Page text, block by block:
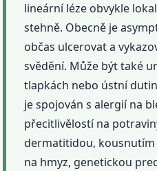
lineární léze obvykle
stehně. Obecně je
občas ulcerovat a
svědění. Může být také
tlapkách nebo ústní
je spojován s alergií na
přecitlivělostí na
dermatitidou,
na hmyz, genetickou